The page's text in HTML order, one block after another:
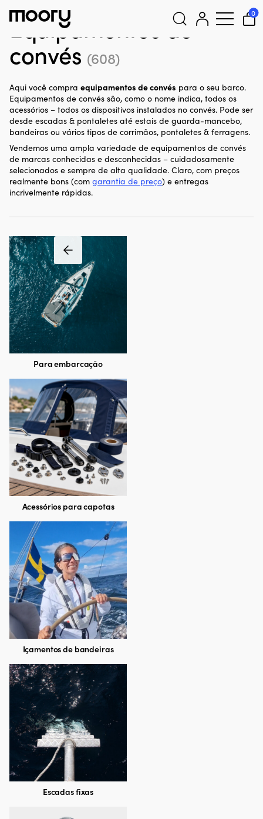
Pesquisar
por:
0
Equipamentos de
convés (608)
Aqui você compra equipamentos de convés para o seu barco.
Equipamentos de convés são, como o nome indica, todos os
acessórios – todos os dispositivos instalados no convés. Pode ser
desde escadas & pontaletes até estais de guarda-mancebo,
bandeiras ou vários tipos de corrimãos, pontaletes & ferragens.
Vendemos uma ampla variedade de equipamentos de convés
de marcas conhecidas e desconhecidas – cuidadosamente
selecionados e sempre de alta qualidade. Claro, com preços
realmente bons (com garantia de preço) e entregas
incrivelmente rápidas.
Para embarcação
Acessórios para capotas
Içamentos de bandeiras
Escadas fixas